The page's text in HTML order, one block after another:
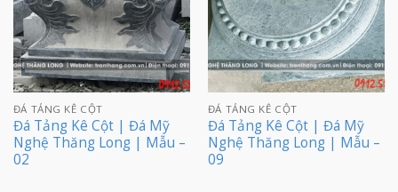
ĐÁ TẢNG KÊ CỘT
Đá Tảng Kê Cột | Đá Mỹ
Nghệ Thăng Long | Mẫu –
02
ĐÁ TẢNG KÊ CỘT
Đá Tảng Kê Cột | Đá Mỹ
Nghệ Thăng Long | Mẫu –
09